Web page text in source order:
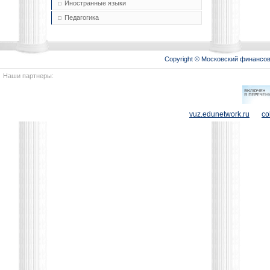
Иностранные языки
Педагогика
Copyright © Московский
Наши партнеры:
vuz.edunetwork.ru